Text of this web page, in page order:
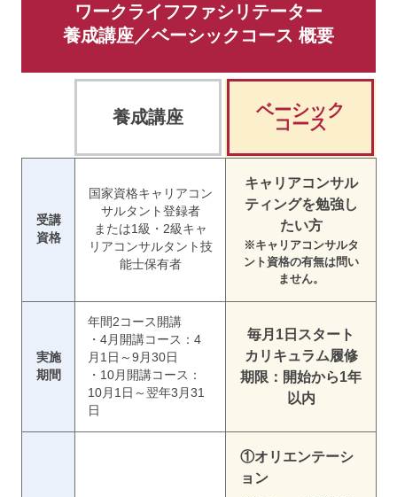
ワークライフファシリテーター
養成講座／ベーシックコース 概要
養成講座 ベーシック
コース
受講
資格
国家資格キャリアコン
サルタント登録者
または1級・2級キャ
リアコンサルタント技
能士保有者
キャリアコンサル
ティングを勉強し
たい方
※キャリアコンサルタ
ント資格の有無は問い
ません。
実施
期間
年間2コース開講
・4月開講コース：4
月1日～9月30日
・10月開講コース：
10月1日～翌年3月31
日
毎月1日スタート
カリキュラム履修
期限：開始から1年
以内
①オリエンテーシ
ョン